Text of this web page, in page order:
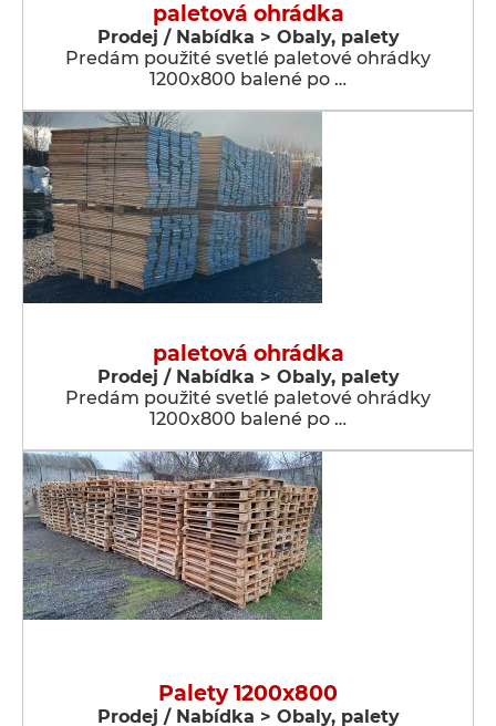
paletová ohrádka
Prodej / Nabídka > Obaly, palety
Predám použité svetlé paletové ohrádky
1200x800 balené po …
paletová ohrádka
Prodej / Nabídka > Obaly, palety
Predám použité svetlé paletové ohrádky
1200x800 balené po …
Palety 1200x800
Prodej / Nabídka > Obaly, palety